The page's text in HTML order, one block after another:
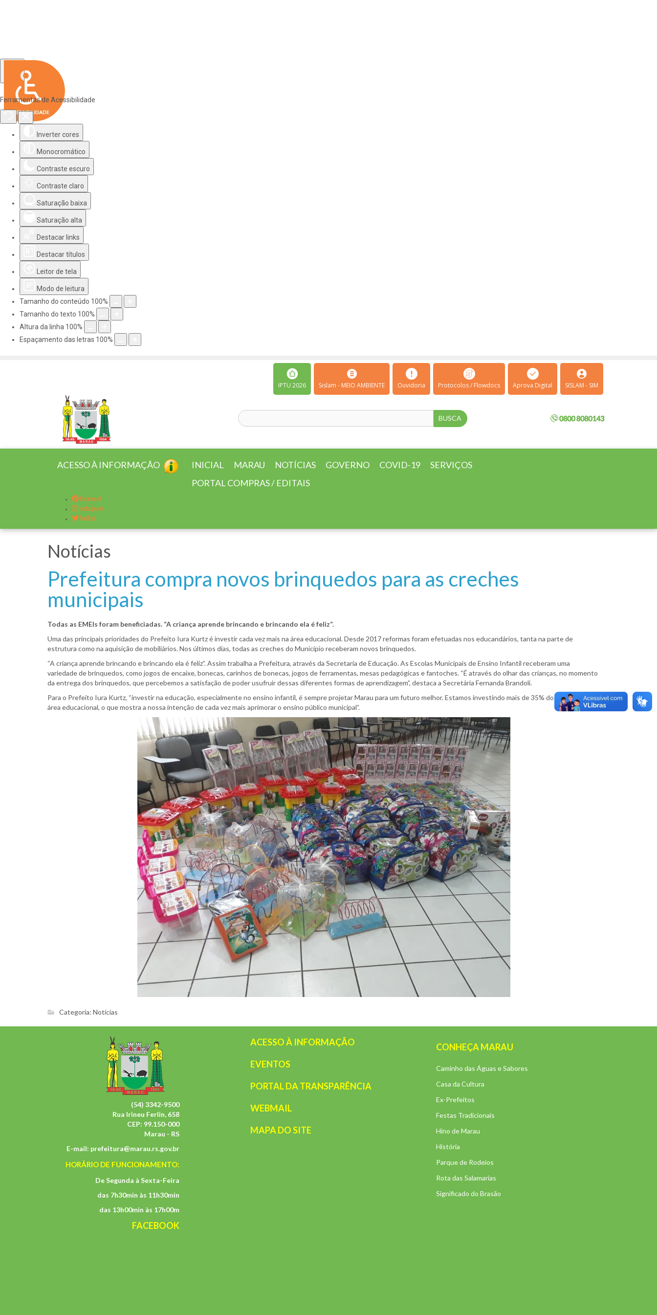
Ferramentas de Acessibilidade
Inverter cores
Monocromático
Contraste escuro
Contraste claro
Saturação baixa
Saturação alta
Destacar links
Destacar títulos
Leitor de tela
Modo de leitura
Tamanho do conteúdo 100%
Tamanho do texto 100%
Altura da linha 100%
Espaçamento das letras 100%
IPTU 2026 Sislam - MEIO AMBIENTE Ouvidoria Protocolos / Flowdocs Aprova Digital SISLAM - SIM
ACESSO À INFORMAÇÃO INICIAL MARAU NOTÍCIAS GOVERNO COVID-19
SERVIÇOS
PORTAL COMPRAS / EDITAIS
Facebook
Instagram
Twitter
Notícias
Prefeitura compra novos brinquedos para as creches
municipais
Todas as EMEIs foram beneficiadas. “A criança aprende brincando e brincando ela é feliz”.
Uma das principais prioridades do Prefeito Iura Kurtz é investir cada vez mais na área educacional. Desde 2017 reformas foram efetuadas nos educandários, tanta na parte de
estrutura como na aquisição de mobiliários. Nos últimos dias, todas as creches do Município receberam novos brinquedos.
“A criança aprende brincando e brincando ela é feliz”. Assim trabalha a Prefeitura, através da Secretaria de Educação. As Escolas Municipais de Ensino Infantil receberam uma
variedade de brinquedos, como jogos de encaixe, bonecas, carinhos de bonecas, jogos de ferramentas, mesas pedagógicas e fantoches. “É através do olhar das crianças, no momento
da entrega dos brinquedos, que percebemos a satisfação de poder usufruir dessas diferentes formas de aprendizagem”, destaca a Secretária Fernanda Brandoli.
Para o Prefeito Iura Kurtz, “investir na educação, especialmente no ensino infantil, é sempre projetar Marau para um futuro melhor. Estamos investindo mais de 35% do orçamento na
área educacional, o que mostra a nossa intenção de cada vez mais aprimorar o ensino público municipal”.
Categoria: Notícias
(54) 3342-9500
Rua Irineu Ferlin, 658
CEP: 99.150-000
Marau - RS
E-mail: prefeitura@marau.rs.gov.br
HORÁRIO DE FUNCIONAMENTO:
De Segunda à Sexta-Feira
das 7h30min às 11h30min
das 13h00min às 17h00m
FACEBOOK
ACESSO À INFORMAÇÃO
EVENTOS
PORTAL DA TRANSPARÊNCIA
WEBMAIL
MAPA DO SITE
CONHEÇA MARAU
Caminho das Águas e Sabores
Casa da Cultura
Ex-Prefeitos
Festas Tradicionais
Hino de Marau
História
Parque de Rodeios
Rota das Salamarias
Significado do Brasão